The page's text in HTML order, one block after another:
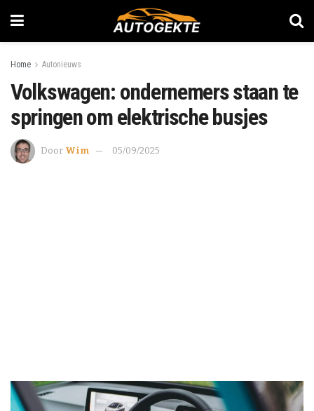
Home Autonieuws
Volkswagen: ondernemers staan te
springen om elektrische busjes
Door Wim 05/09/2025